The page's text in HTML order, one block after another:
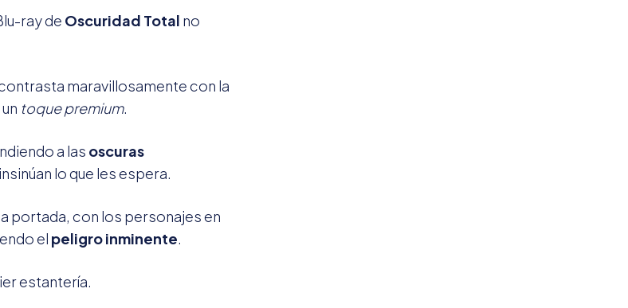
ray de Oscuridad Total no
maravillosamente con la
toque premium.
a las oscuras
lo que les espera.
portada, con los personajes en
el peligro inminente.
estantería.